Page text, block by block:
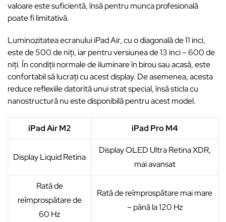
valoare este suficientă, însă pentru munca profesională
poate fi limitativă.
Luminozitatea ecranului iPad Air, cu o diagonală de 11 inci,
este de 500 de niți, iar pentru versiunea de 13 inci – 600 de
niți. În condiții normale de iluminare în birou sau acasă, este
confortabil să lucrați cu acest display. De asemenea, acesta
reduce reflexiile datorită unui strat special, însă sticla cu
nanostructură nu este disponibilă pentru acest model.
iPad Air M2 iPad Pro M4
Display Liquid Retina
Display OLED Ultra Retina XDR,
mai avansat
Rată de
reîmprospătare de
60 Hz
Rată de reîmprospătare mai mare
– până la 120 Hz